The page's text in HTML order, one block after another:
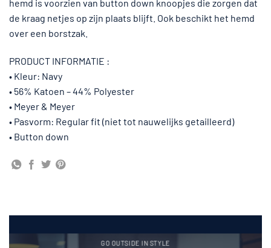
hemd is voorzien van button down knoopjes die zorgen dat
de kraag netjes op zijn plaats blijft. Ook beschikt het hemd
over een borstzak.
PRODUCT INFORMATIE :
• Kleur: Navy
• 56% Katoen – 44% Polyester
• Meyer & Meyer
• Pasvorm: Regular fit (niet tot nauwelijks getailleerd)
• Button down
GO OUTSIDE IN STYLE